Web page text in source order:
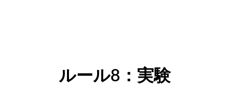
ルール8：実験